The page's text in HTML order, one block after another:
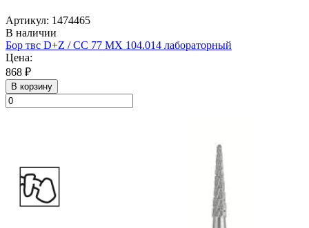
Артикул: 1474465
В наличии
Бор твс D+Z / CC 77 MX 104.014 лабораторный
Цена:
868 ₽
В корзину